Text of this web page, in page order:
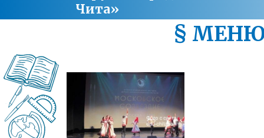
Чита»
§